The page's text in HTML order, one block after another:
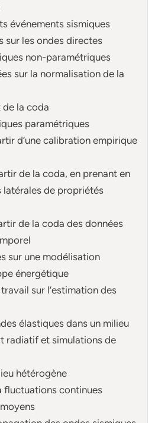
événements sismiques
sur les ondes directes
non-paramétriques
sur la normalisation de la
la coda
paramétriques
d’une calibration empirique
de la coda, en prenant en
de propriétés
de la coda des données
sur une modélisation
énergétique
sur l’estimation des
élastiques dans un milieu
radiatif et simulations de
hétérogène
fluctuations continues